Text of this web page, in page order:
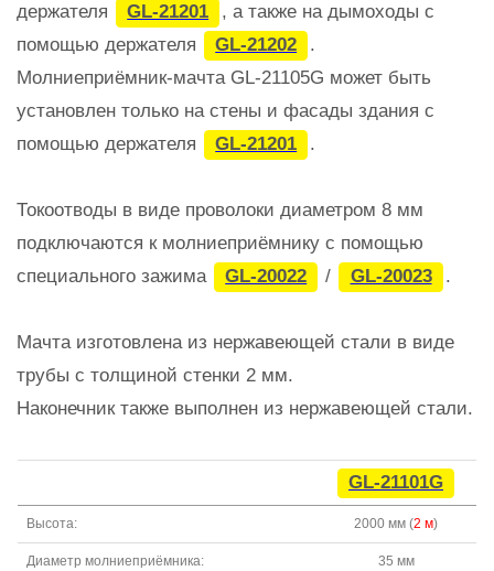
держателя
GL-21201
, а также на дымоходы с
помощью держателя
GL-21202
.
Молниеприёмник-мачта GL-21105G может быть
установлен только на стены и фасады здания с
помощью держателя
GL-21201 .
Токоотводы в виде проволоки диаметром 8 мм
подключаются к молниеприёмнику с помощью
специального зажима
GL-20022 / GL-20023 .
Мачта изготовлена из нержавеющей стали в виде
трубы с толщиной стенки 2 мм.
Наконечник также выполнен из нержавеющей стали.
GL-21101G
Высота: 2000 мм (2 м)
Диаметр молниеприёмника: 35 мм